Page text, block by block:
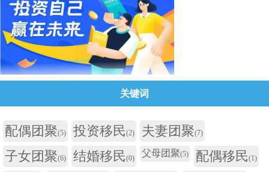
关键词
配偶团聚(5) 投资移民(2) 夫妻团聚(7)
子女团聚(6) 结婚移民(0) 父母团聚(5) 配偶移民(1)